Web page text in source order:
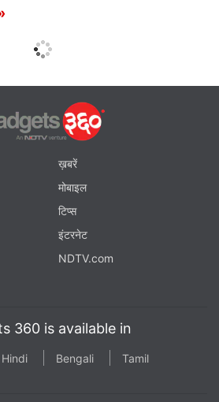
ख़बरें
मोबाइल
टिप्स
इंटरनेट
NDTV.com
360 is available in
Hindi Bengali Tamil